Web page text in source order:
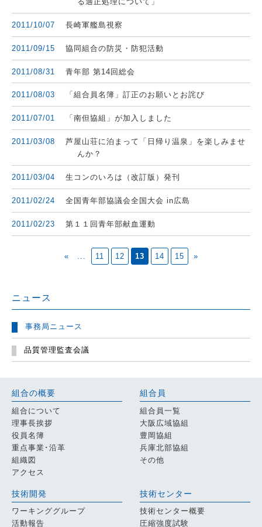
2011/10/07 長崎軍艦島視察
2011/09/15 協同組合の防災・防犯活動
2011/08/31 青年部 第14回総会
2011/08/03 「組合員名簿」訂正のお願いとお詫び
2011/07/01 「南但協組」が加入しました
2011/03/08
芦屋山荘に泊まって「日帰り温泉」を楽しみませ
んか？
2011/03/04 生コンのいろは（改訂版）発刊
2011/02/24 全国青年部協議会全国大会 in広島
2011/02/23 第１１回青年部献血運動
« 11 12 13 14 15 »
ニュース
事務局ニュース
品質管理監査会議
組合の概要
組合について
理事長挨拶
役員名簿
重点事業･沿革
組織図
アクセス
組合員
組合員一覧
大阪広域協組
豊岡協組
兵庫北部協組
その他
技術開発
ワーキンググループ
活動報告
技術センター
技術センター概要
圧縮強度試験